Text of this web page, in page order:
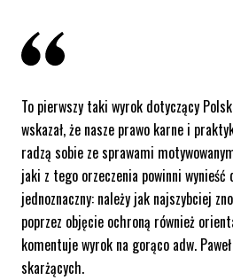
To pierwszy taki wyrok dotyczący
wskazał, że nasze prawo karne i
radzą sobie ze sprawami
jaki z tego orzeczenia powinni
jednoznaczny: należy jak najszybciej
poprzez objęcie ochroną również
komentuje wyrok na gorąco adw.
skarżących.